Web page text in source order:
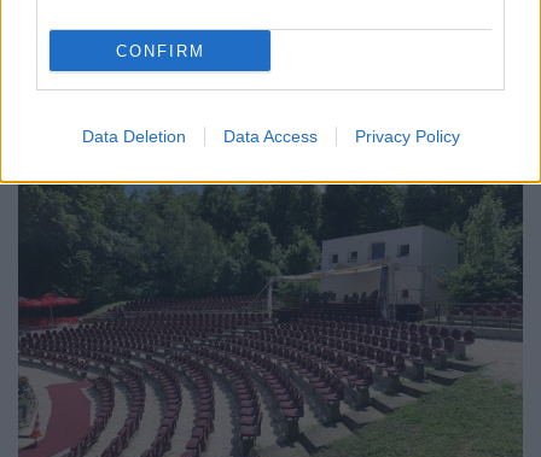
CONFIRM
Data Deletion Data Access Privacy Policy
Csankó Zoltánra (Győri Nemzeti Színház), Földes
Tamásra (Budapesti Operettszínház) és ...